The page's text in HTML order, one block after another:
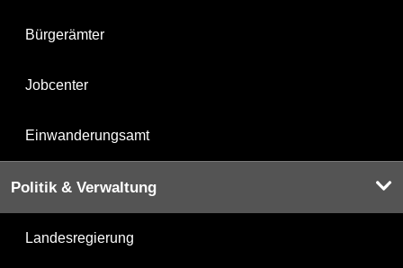
Bürgerämter
Jobcenter
Einwanderungsamt
Politik & Verwaltung
Landesregierung